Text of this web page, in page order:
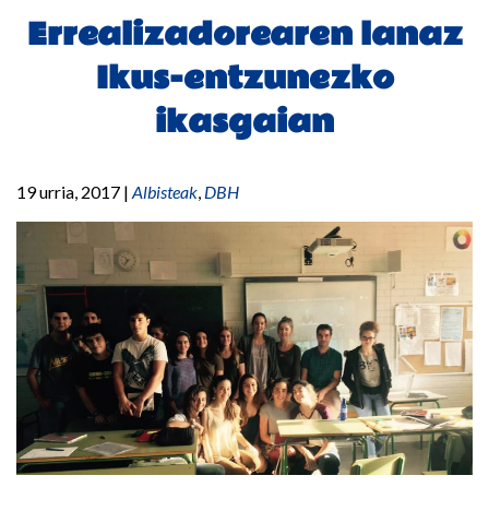
Errealizadorearen lanaz
Ikus-entzunezko
ikasgaian
19 urria, 2017 | Albisteak DBH